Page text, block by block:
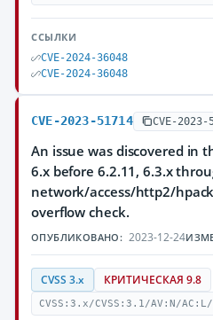
ССЫЛКИ
CVE-2024-36048
CVE-2024-36048
CVE-2023-51714 CVE-2023-
An issue was discovered in
6.x before 6.2.11, 6.3.x
network/access/http2/
overflow check.
ОПУБЛИКОВАНО: 2023-12-24
CVSS 3.x КРИТИЧЕСКАЯ 9.8
CVSS:3.x/CVSS:3.1/AV:N/